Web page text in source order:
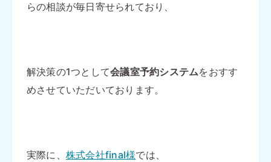
らの相談が毎日寄せられており、
解決策の1つとして会議室予約システムをおすす
めさせていただいております。
実際に、 株式会社final様では、